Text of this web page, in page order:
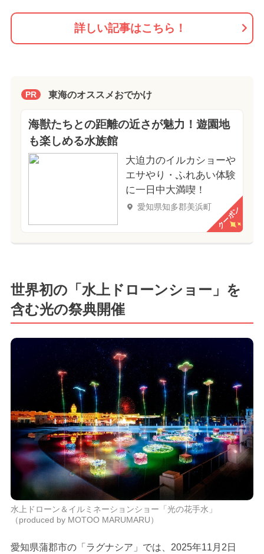
詳しい記事はこちら！
PR 東海のオススメおでかけ
海獣たちとの距離の近さが魅力！遊園地
も楽しめる水族館
大迫力のイルカショーや
エサやり・ふれあい体験
に一日中大満喫！
愛知県知多郡美浜町 クーポン
世界初の「水上ドローンショー」を
含む光の祭典開催
水上ドローン＆イルミネーションショー「光の花手水」
（produced by MOTOO MARUMARU）
愛知県蒲郡市の「ラグナシア」では、2025年11月2日